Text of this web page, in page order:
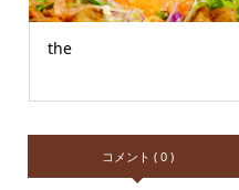
the
コメント ( 0 )